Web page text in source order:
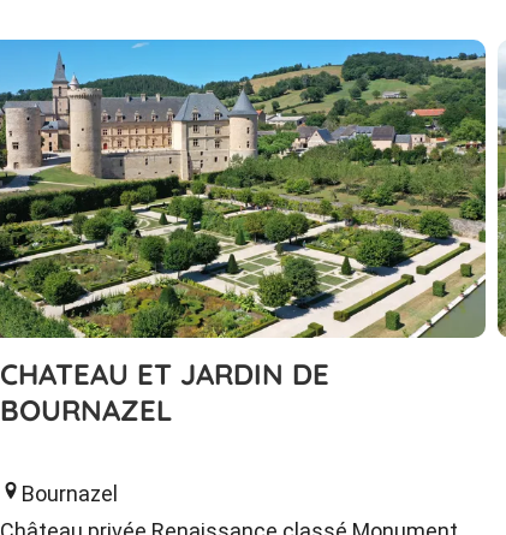
CHATEAU ET JARDIN DE
BOURNAZEL
Bournazel